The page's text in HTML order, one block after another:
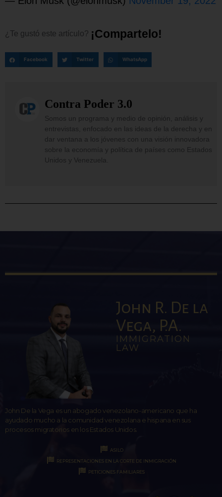
¿Te gustó este artículo? ¡Comparte o!
Facebook Twitter WhatsApp
Contra Poder 3.0
Somos un programa y medio de opinión, análisis y
entrevistas, enfocado en las ideas de la derecha y en
dar ventana a los jóvenes con una visión innovadora
sobre la economía y política de países como Estados
Unidos y Venezuela.
John R. De la
Vega, P.A.
IMMIGRATION
LAW
John De la Vega es un abogado venezolano-americano que ha
ayudado mucho a la comunidad venezolana e hispana en sus
procesos migratorios en los Estados Unidos.
ASILO
REPRESENTACIONES EN LA CORTE DE INMIGRACIÓN
PETICIONES FAMILIARES